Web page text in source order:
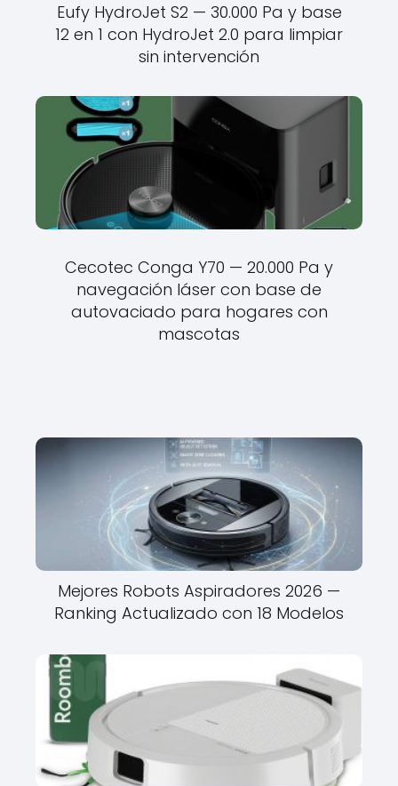
Eufy HydroJet S2 — 30.000 Pa y base
12 en 1 con HydroJet 2.0 para limpiar
sin intervención
Cecotec Conga Y70 — 20.000 Pa y
navegación láser con base de
autovaciado para hogares con
mascotas
Mejores Robots Aspiradores 2026 —
Ranking Actualizado con 18 Modelos